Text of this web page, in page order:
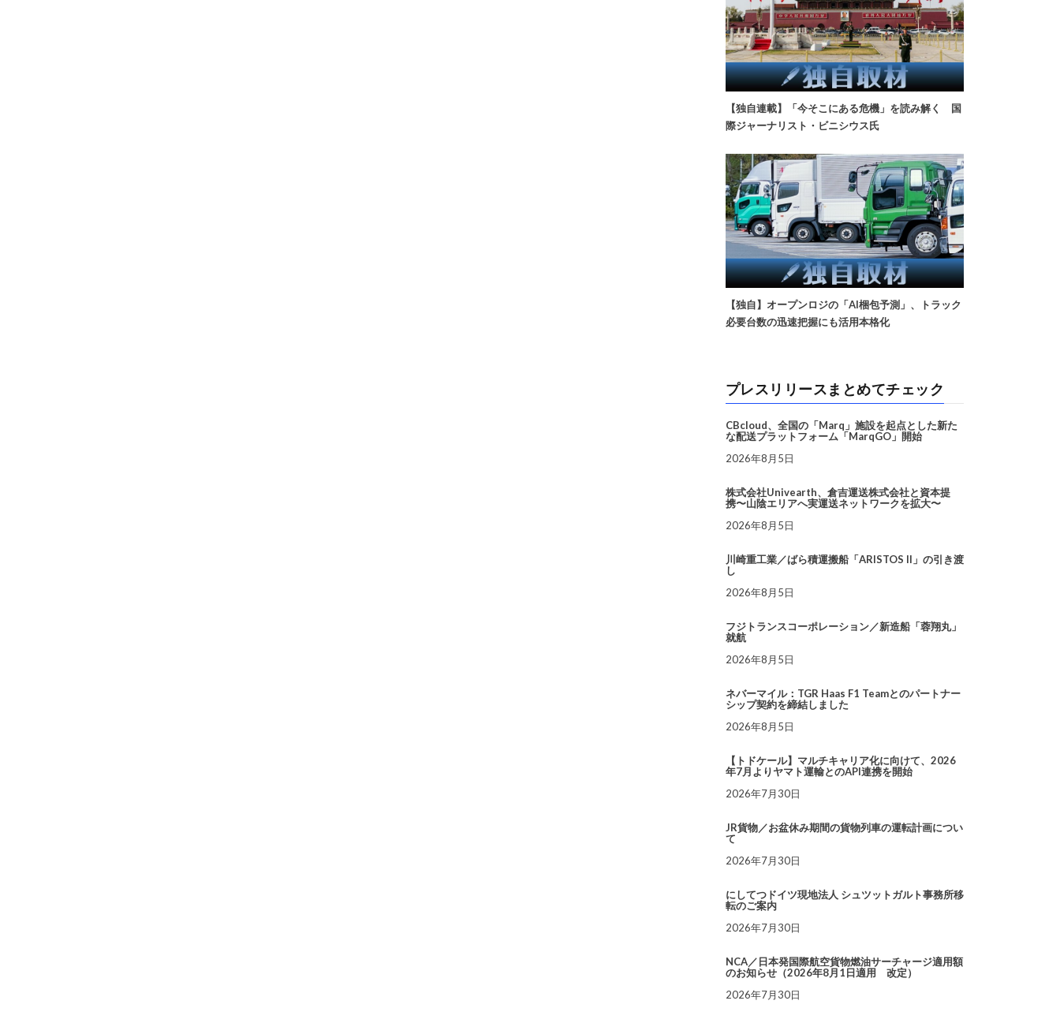
【独自連載】「今そこにある危機」を読み解く 国
際ジャーナリスト・ビニシウス氏
【独自】オープンロジの「AI梱包予測」、トラック
必要台数の迅速把握にも活用本格化
プレスリリースまとめてチェック
CBcloud、全国の「Marq」施設を起点とした新た
な配送プラットフォーム「MarqGO」開始
2026年8月5日
株式会社Univearth、倉吉運送株式会社と資本提
携〜山陰エリアへ実運送ネットワークを拡大〜
2026年8月5日
川崎重工業／ばら積運搬船「ARISTOS II」の引き渡
し
2026年8月5日
フジトランスコーポレーション／新造船「蓉翔丸」
就航
2026年8月5日
ネバーマイル：TGR Haas F1 Teamとのパートナー
シップ契約を締結しました
2026年8月5日
【トドケール】マルチキャリア化に向けて、2026
年7月よりヤマト運輸とのAPI連携を開始
2026年7月30日
JR貨物／お盆休み期間の貨物列車の運転計画につい
て
2026年7月30日
にしてつドイツ現地法人 シュツットガルト事務所移
転のご案内
2026年7月30日
NCA／日本発国際航空貨物燃油サーチャージ適用額
のお知らせ（2026年8月1日適用 改定）
2026年7月30日